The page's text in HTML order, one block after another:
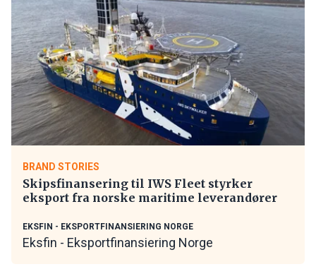
BRAND STORIES
Skipsfinansering til IWS Fleet styrker
eksport fra norske maritime leverandører
EKSFIN - EKSPORTFINANSIERING NORGE
Eksfin - Eksportfinansiering Norge